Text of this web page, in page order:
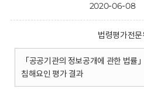
2020-06-08
법령평가전문
「공공기관의 정보공개에 관한 법
침해요인 평가 결과